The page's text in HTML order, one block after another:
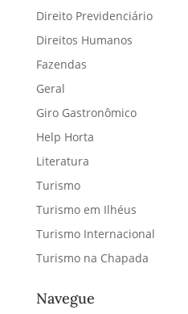
Direito Previdenciário
Direitos Humanos
Fazendas
Geral
Giro Gastronômico
Help Horta
Literatura
Turismo
Turismo em Ilhéus
Turismo Internacional
Turismo na Chapada
Navegue